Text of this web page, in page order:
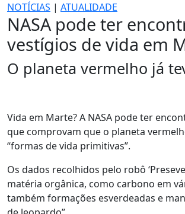
NOTÍCIAS | ATUALIDADE
NASA pode ter
vestígios de vida em
O planeta vermelho já
Vida em Marte? A NASA pode ter
que comprovam que o planeta
“formas de vida primitivas”.
Os dados recolhidos pelo robô
matéria orgânica, como carbono em
também formações esverdeadas e